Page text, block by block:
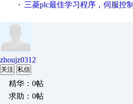
· 三菱plc最佳学习程序，伺服控制，各种报警，注释详细，看的懂，学得快！
zhoujz0312
关注 私信
精华：0帖
求助：0帖